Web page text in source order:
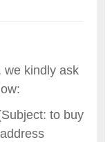
we kindly ask
to buy